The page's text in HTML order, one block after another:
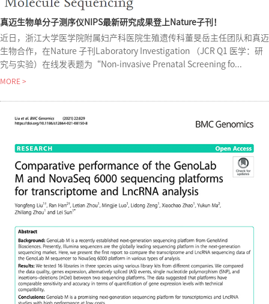
真迈生物单分子测序仪NIPS最新研究成果登上Nature子刊！
近日，浙江大学医学院附属妇产科医院生殖遗传科董旻岳主任团队和真迈
生物合作，在Nature 子刊Laboratory Investigation （JCR Q1 医学：研
究与实验）在线发表题为“Non-invasive Prenatal Screening fo...
MORE >